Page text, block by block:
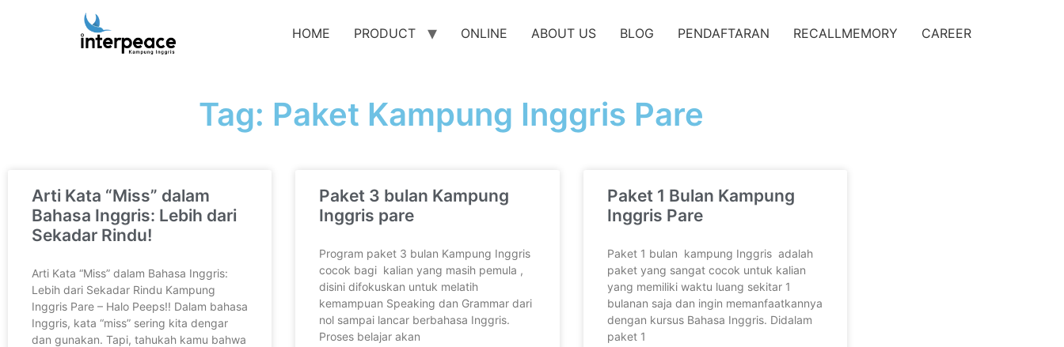
HOME PRODUCT ONLINE ABOUT US BLOG PENDAFTARAN RECALLMEMORY CAREER
Tag: Paket Kampung Inggris Pare
Arti Kata “Miss” dalam
Bahasa Inggris: Lebih dari
Sekadar Rindu!
Arti Kata “Miss” dalam Bahasa Inggris:
Lebih dari Sekadar Rindu Kampung
Inggris Pare – Halo Peeps!! Dalam bahasa
Inggris, kata “miss” sering kita dengar
dan gunakan. Tapi, tahukah kamu bahwa
Paket 3 bulan Kampung
Inggris pare
Program paket 3 bulan Kampung Inggris
cocok bagi kalian yang masih pemula ,
disini difokuskan untuk melatih
kemampuan Speaking dan Grammar dari
nol sampai lancar berbahasa Inggris.
Proses belajar akan
Paket 1 Bulan Kampung
Inggris Pare
Paket 1 bulan kampung Inggris adalah
paket yang sangat cocok untuk kalian
yang memiliki waktu luang sekitar 1
bulanan saja dan ingin memanfaatkannya
dengan kursus Bahasa Inggris. Didalam
paket 1